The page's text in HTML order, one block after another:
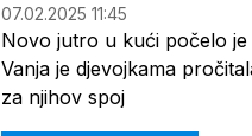
07.02.2025 11:45
Novo jutro u kući počelo je
Vanja je djevojkama
za njihov spoj